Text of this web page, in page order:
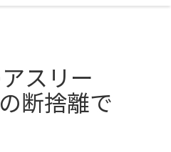
スリー
断捨離で